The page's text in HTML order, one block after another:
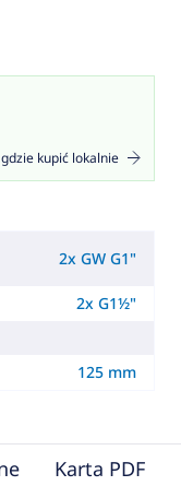
kupić lokalnie
2x GW G1"
2x G1½"
125 mm
Karta PDF